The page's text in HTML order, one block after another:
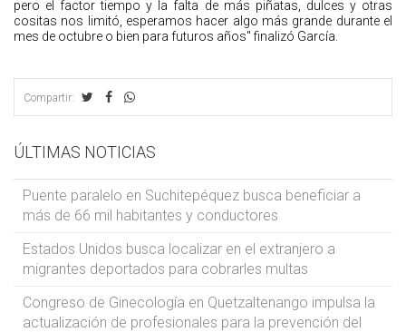
pero el factor tiempo y la falta de más piñatas, dulces y otras
cositas nos limitó, esperamos hacer algo más grande durante el
mes de octubre o bien para futuros años" finalizó García.
Compartir:
ÚLTIMAS NOTICIAS
Puente paralelo en Suchitepéquez busca beneficiar a
más de 66 mil habitantes y conductores
Estados Unidos busca localizar en el extranjero a
migrantes deportados para cobrarles multas
Congreso de Ginecología en Quetzaltenango impulsa la
actualización de profesionales para la prevención del